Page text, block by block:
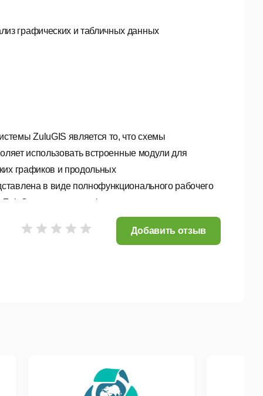
графических и табличных данных
ZuluGIS является то, что схемы
использовать встроенные модули для
графиков и продольных
в виде полнофункционального рабочего
сохраняя функционал настольного
Добавить отзыв